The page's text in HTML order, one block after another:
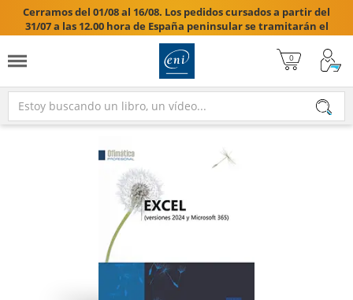
Cerramos del 01/08 al 16/08. Los pedidos cursados a partir del
31/07 a las 12.00 hora de España peninsular se tramitarán el
17/08/2026.
